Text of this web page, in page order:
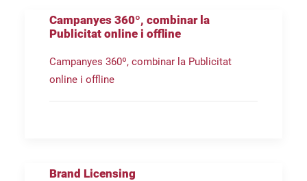
Campanyes 360º, combinar la
Publicitat online i offline
Campanyes 360º, combinar la Publicitat
online i offline
Brand Licensing